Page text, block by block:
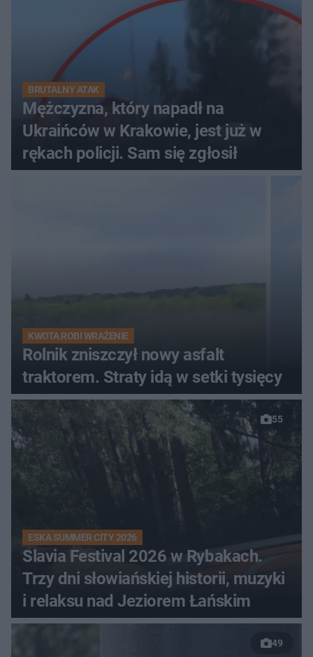
BRUTALNY ATAK
Mężczyzna, który napadł na
Ukraińców w Krakowie, jest już w
rękach policji. Sam się zgłosił
KWOTA ROBI WRAŻENIE
Rolnik zniszczył nowy asfalt
traktorem. Straty idą w setki tysięcy
55
ESKA SUMMER CITY 2026
Slavia Festival 2026 w Rybakach.
Trzy dni słowiańskiej historii, muzyki
i relaksu nad Jeziorem Łańskim
49